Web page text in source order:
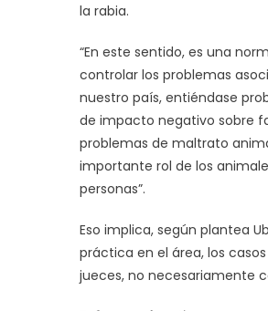
la rabia.
“En este sentido, es una
controlar los problemas
nuestro país, entiéndase
de impacto negativo sobre
problemas de maltrato
importante rol de los
personas”.
Eso implica, según plantea
práctica en el área, los
jueces, no necesariamente